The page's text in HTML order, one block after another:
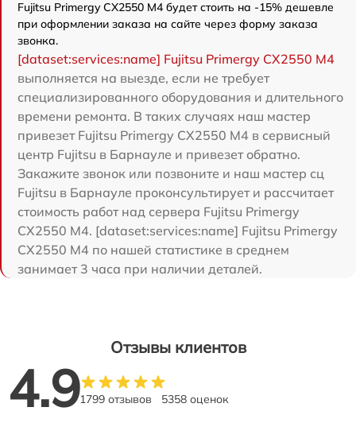
Fujitsu Primergy CX2550 M4 будет стоить на -15% дешевле
при оформлении заказа на сайте через форму заказа
звонка.
[dataset:services:name] Fujitsu Primergy CX2550 M4
выполняется на выезде, если не требует
специализированного оборудования и длительного
времени ремонта. В таких случаях наш мастер
привезет Fujitsu Primergy CX2550 M4 в сервисный
центр Fujitsu в Барнауле и привезет обратно.
Закажите звонок или позвоните и наш мастер сц
Fujitsu в Барнауле проконсультирует и рассчитает
стоимость работ над сервера Fujitsu Primergy
CX2550 M4. [dataset:services:name] Fujitsu Primergy
CX2550 M4 по нашей статистике в среднем
занимает 3 часа при наличии деталей.
Отзывы клиентов
4.91799 отзывов 5358 оценок